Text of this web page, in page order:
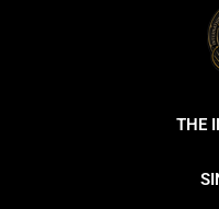
THE